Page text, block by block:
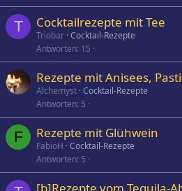
T Cocktailrezepte mit Tee
Triobar Cocktail-Rezepte
Antworten 15
Rezepte mit Anisees,
Alchemyst Cocktail-Rezepte
Antworten 5
F Rezepte mit Glühwein
FabioH Cocktail-Rezepte
Antworten 5
[b]Rezepte vom Tequila-